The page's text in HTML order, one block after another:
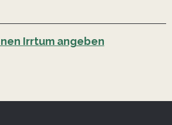
Irrtum angeben